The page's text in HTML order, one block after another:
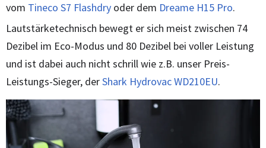
vom Tineco S7 Flashdry oder dem Dreame H15 Pro.
Lautstärketechnisch bewegt er sich meist zwischen 74
Dezibel im Eco-Modus und 80 Dezibel bei voller Leistung
und ist dabei auch nicht schrill wie z.B. unser Preis-
Leistungs-Sieger, derShark Hydrovac WD210EU.